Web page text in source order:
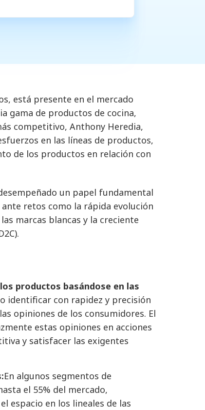
está presente en el mercado
gama de productos de cocina,
competitivo, Anthony Heredia,
en las líneas de productos,
de los productos en relación con
un papel fundamental
retos como la rápida evolución
marcas blancas y la creciente
productos basándose en las
identificar con rapidez y precisión
opiniones de los consumidores. El
estas opiniones en acciones
y satisfacer las exigentes
En algunos segmentos de
el 55% del mercado,
espacio en los lineales de las